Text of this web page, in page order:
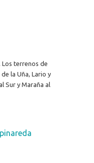
Los terrenos de
la Uña, Lario y
Sur y Maraña al